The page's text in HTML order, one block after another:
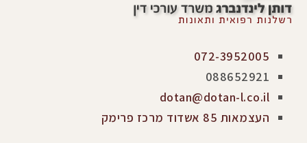
072-3952005
088652921
dotan@dotan-l.co.il
העצמאות 85 אשדוד מרכז פרימק